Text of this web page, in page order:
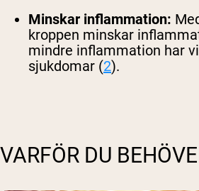
Minskar inflammation:
kroppen minskar
mindre inflammation har
sjukdomar (2).
VARFÖR DU